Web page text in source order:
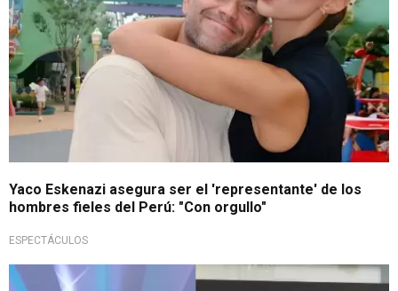
Yaco Eskenazi asegura ser el 'representante' de los
hombres fieles del Perú: "Con orgullo"
ESPECTÁCULOS
¡Impresionada!